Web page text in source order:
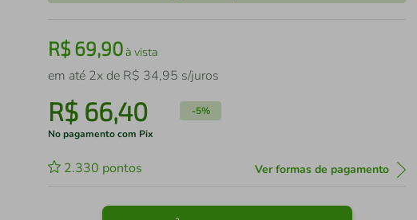
R$69,90à vista
em até 2x de R$ 34,95 s/juros
R$ 66,40 -5%
No pagamento com Pix
2.330 pontos Ver formas de pagamento